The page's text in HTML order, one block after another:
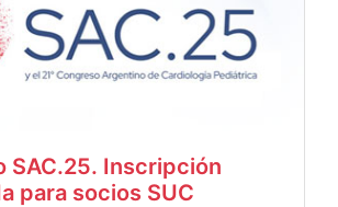
SAC.25. Inscripción
para socios SUC